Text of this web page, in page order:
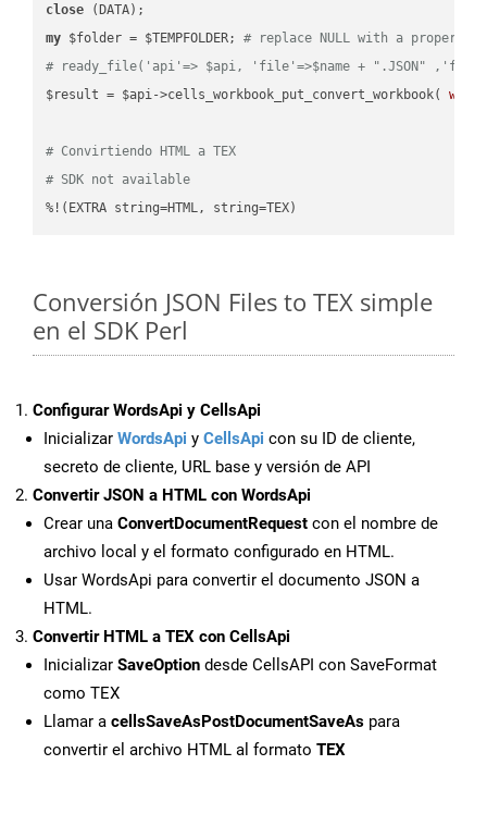
close
my $folder = $TEMPFOLDER; # replace NULL with a proper
# ready_file('api'=> $api, 'file'=>$name + ".JSON"
$result = $api->cells_workbook_put_convert_workbook(
# Convirtiendo HTML a TEX
# SDK not available
%!(EXTRA string=HTML, string=TEX)
Conversión JSON Files to TEX simple
en el SDK Perl
Configurar WordsApi y CellsApi
Inicializar WordsApi y CellsApi con su ID de cliente,
secreto de cliente, URL base y versión de API
Convertir JSON a HTML con WordsApi
Crear una ConvertDocumentRequest con el nombre de
archivo local y el formato configurado en HTML.
Usar WordsApi para convertir el documento JSON a
HTML.
Convertir HTML a TEX con CellsApi
Inicializar SaveOption desde CellsAPI con SaveFormat
como TEX
Llamar a cellsSaveAsPostDocumentSaveAs para
convertir el archivo HTML al formato TEX